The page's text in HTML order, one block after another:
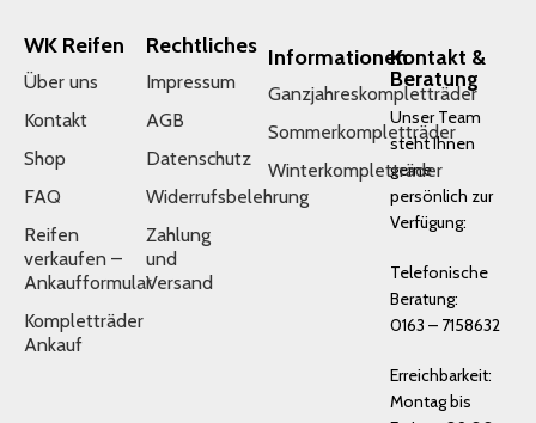
WK Reifen
Über uns
Kontakt
Shop
FAQ
Reifen
verkaufen –
Ankaufformular
Kompletträder
Ankauf
Rechtliches
Impressum
AGB
Datenschutz
Widerrufsbelehrung
Zahlung
und
Versand
Informationen
Ganzjahreskompletträder
Sommerkompletträder
Winterkompletträder
Kontakt &
Beratung
Unser Team
steht Ihnen
gerne
persönlich zur
Verfügung:
Telefonische
Beratung:
0163 – 7158632
Erreichbarkeit:
Montag bis